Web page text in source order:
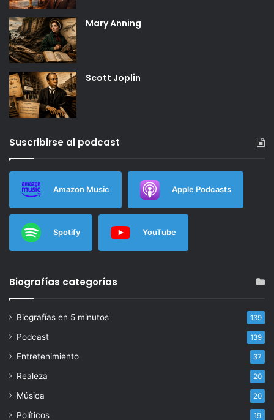
Mary Anning
Scott Joplin
Suscribirse al podcast
Amazon Music Apple Podcasts
Spotify YouTube
Biografías categorías
Biografías en 5 minutos 139
Podcast 139
Entretenimiento 37
Realeza 20
Música 20
Políticos 19